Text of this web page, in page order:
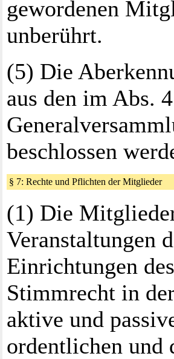
gewordenen
unberührt.
(5) Die
aus den im Abs.
beschlossen
§ 7: Rechte und Pflichten der Mitglieder
(1) Die
Veranstaltungen
Einrichtungen
Stimmrecht in
aktive und
ordentlichen und